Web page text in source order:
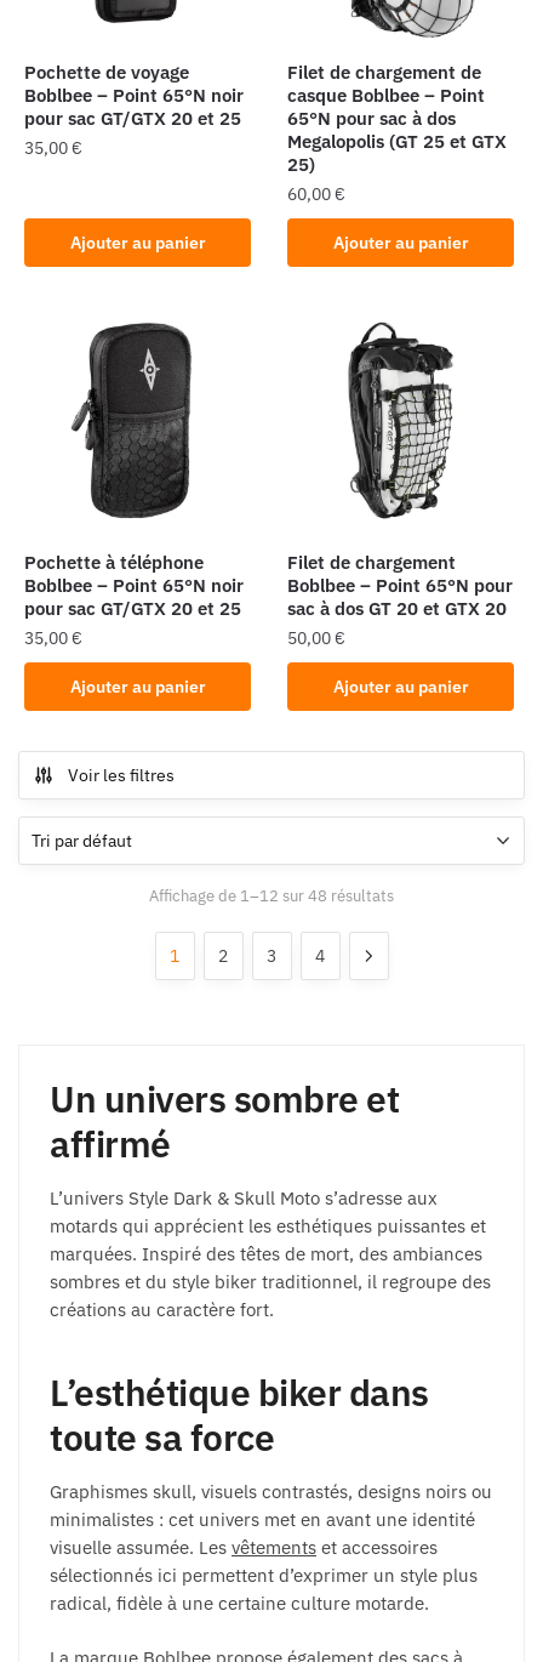
la
page
du
produit
Pochette de voyage
Boblbee – Point 65°N noir
pour sac GT/GTX 20 et 25
35,00€
Ajouter au panier
Filet de chargement de
casque Boblbee – Point
65°N pour sac à dos
Megalopolis (GT 25 et GTX
25)
60,00€
Ajouter au panier
Pochette à téléphone
Boblbee – Point 65°N noir
pour sac GT/GTX 20 et 25
35,00€
Ajouter au panier
Filet de chargement
Boblbee – Point 65°N pour
sac à dos GT 20 et GTX 20
50,00€
Ajouter au panier
Voir les filtres
Affichage de 1–12 sur 48 résultats
1 2 3 4
Un univers sombre et
affirmé
L’univers Style Dark & Skull Moto s’adresse aux
motards qui apprécient les esthétiques puissantes et
marquées. Inspiré des têtes de mort, des ambiances
sombres et du style biker traditionnel, il regroupe des
créations au caractère fort.
L’esthétique biker dans
toute sa force
Graphismes skull, visuels contrastés, designs noirs ou
minimalistes : cet univers met en avant une identité
visuelle assumée. Les vêtements et accessoires
sélectionnés ici permettent d’exprimer un style plus
radical, fidèle à une certaine culture motarde.
La marque Boblbee propose également des sacs à